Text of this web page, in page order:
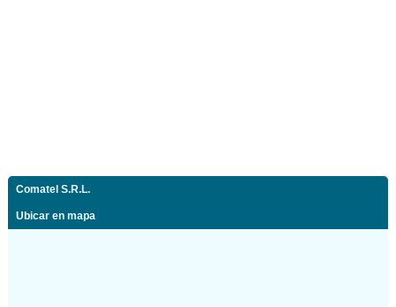
Comatel S.R.L.
Ubicar en mapa